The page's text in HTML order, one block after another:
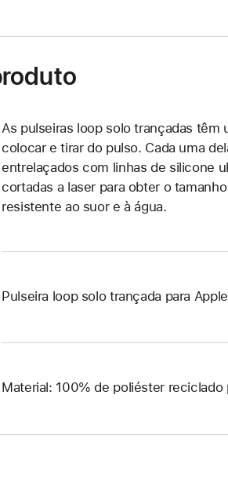
As pulseiras loop solo trançadas
colocar e tirar do pulso. Cada uma
entrelaçados com linhas de silicone
cortadas a laser para obter o
resistente ao suor e à água.
Pulseira loop solo trançada para
Material: 100% de poliéster